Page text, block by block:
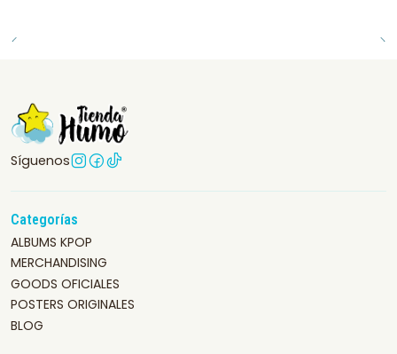
Síguenos
Categorías
ALBUMS KPOP
MERCHANDISING
GOODS OFICIALES
POSTERS ORIGINALES
BLOG